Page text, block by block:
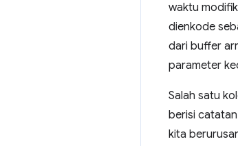
waktu
dienkode
dari buffer
parameter
Salah satu
berisi
kita